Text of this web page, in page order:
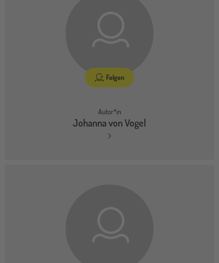
Folgen
Autor*in
Johanna von Vogel